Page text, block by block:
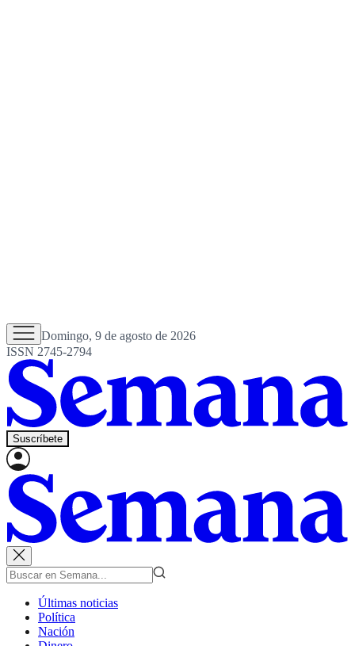
Domingo, 9 de agosto de 2026
ISSN 2745-2794
Suscríbete
Últimas noticias
Política
Nación